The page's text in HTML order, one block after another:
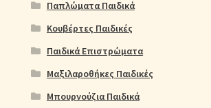
Παπλώματα Παιδικά
Κουβέρτες Παιδικές
Παιδικά Επιστρώματα
Μαξιλαροθήκες Παιδικές
Μπουρνούζια Παιδικά